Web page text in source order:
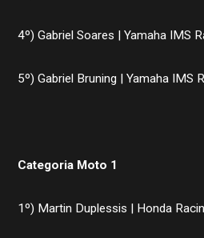
4º) Gabriel Soares | Yamaha IMS
5º) Gabriel Bruning | Yamaha IMS
Categoria Moto 1
1º) Martin Duplessis | Honda